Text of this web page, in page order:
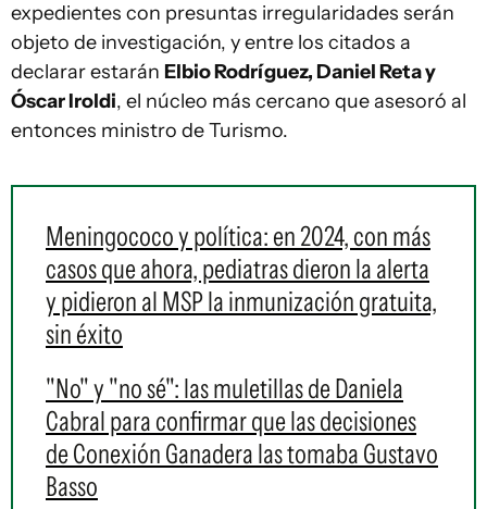
expedientes con presuntas irregularidades serán
objeto de investigación, y entre los citados a
declarar estarán Elbio Rodríguez, Daniel Reta y
Óscar Iroldi, el núcleo más cercano que asesoró al
entonces ministro de Turismo.
Meningococo y política: en 2024, con más
casos que ahora, pediatras dieron la alerta
y pidieron al MSP la inmunización gratuita,
sin éxito
"No" y "no sé": las muletillas de Daniela
Cabral para confirmar que las decisiones
de Conexión Ganadera las tomaba Gustavo
Basso